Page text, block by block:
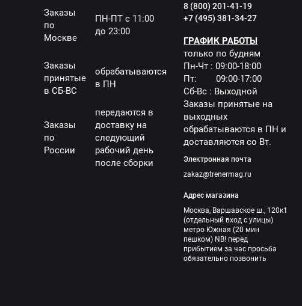
Заказы
по
Москве
ПН-ПТ с 11:00
до 23:00
Заказы
принятые
в СБ-ВС
обрабатываются
в ПН
Заказы
по
России
передаются в
доставку на
следующий
рабочий день
после сборки
8 (800) 201-41-19
+7 (495) 381-34-27
ГРАФИК РАБОТЫ
только по будням
Пн-Чт : 09:00-18:00
Пт: 09:00-17:00
Сб-Вс : Выходной
Заказы принятые на
выходных
обрабатываются в ПН и
доставляются со Вт.
Электронная почта
zakaz@trenermag.ru
Адрес магазина
Москва, Варшавское ш., 120к1
(отдельный вход с улицы)
метро Южная (20 мин
пешком) NB! перед
прибытием за час просьба
обязательно позвонить